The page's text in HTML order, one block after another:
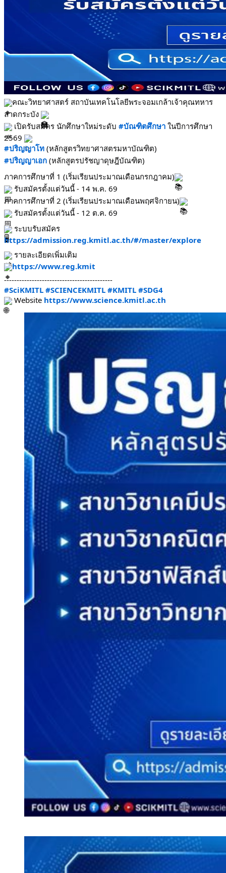
คณะวิทยาศาสตร์ สถาบันเทคโนโลยีพระจอมเกล้าเจ้าคุณทหาร
ลาดกระบัง
เปิดรับสมัคร นักศึกษาใหม่ระดับ #บัณฑิตศึกษา ในปีการศึกษา
2569
#ปริญญาโท (หลักสูตรวิทยาศาสตรมหาบัณฑิต)
#ปริญญาเอก (หลักสูตรปรัชญาดุษฎีบัณฑิต)
ภาคการศึกษาที่ 1 (เริ่มเรียนประมาณเดือนกรกฎาคม)
รับสมัครตั้งแต่วันนี้ - 14 พ.ค. 69
ภาคการศึกษาที่ 2 (เริ่มเรียนประมาณเดือนพฤศจิกายน)
รับสมัครตั้งแต่วันนี้ - 12 ต.ค. 69
ระบบรับสมัคร
https://admission.reg.kmitl.ac.th/#/master/explore
รายละเอียดเพิ่มเติม
https://www.reg.kmit
-------------------------------------------
#SciKMITL #SCIENCEKMITL #KMITL #SDG4
Website https://www.science.kmitl.ac.th